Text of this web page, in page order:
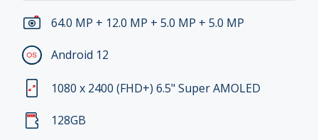
64.0 MP + 12.0 MP + 5.0 MP + 5.0 MP
Android 12
1080 x 2400 (FHD+) 6.5" Super AMOLED
128GB